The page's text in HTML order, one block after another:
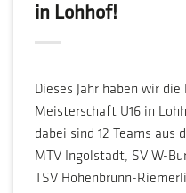
in Lohhof!
Dieses Jahr haben wir
Meisterschaft U16 in
dabei sind 12 Teams aus
MTV Ingolstadt, SV W-
TSV Hohenbrunn-